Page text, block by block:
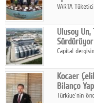
VARTA
enerjisine güç
Ulusoy
Sürdürüyor
Capital
hasılatıyla
Kocaer
Bilanço
Türkiye'nin